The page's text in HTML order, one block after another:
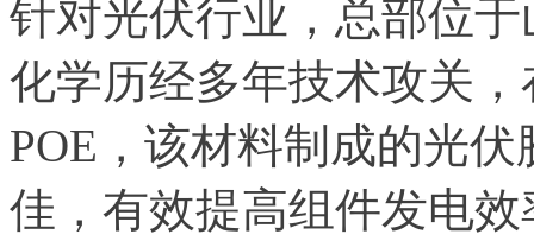
针对光伏行业，总部位
化学历经多年技术攻关
POE，该材料制成的光
佳，有效提高组件发电